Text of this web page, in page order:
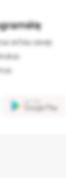
arčiau savęs